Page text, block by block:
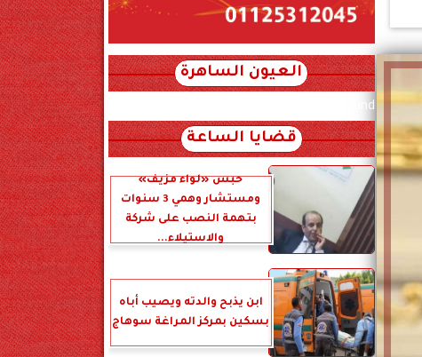
العيون الساهرة
xml_json/rss/~12.xml x0n not found
قضايا الساعة
حبس «لواء مزيف»
ومستشار وهمي 3 سنوات
بتهمة النصب على شركة
والاستيلاء...
ابن يذبح والدته ويصيب أباه
بسكين بمركز المراغة سوهاج